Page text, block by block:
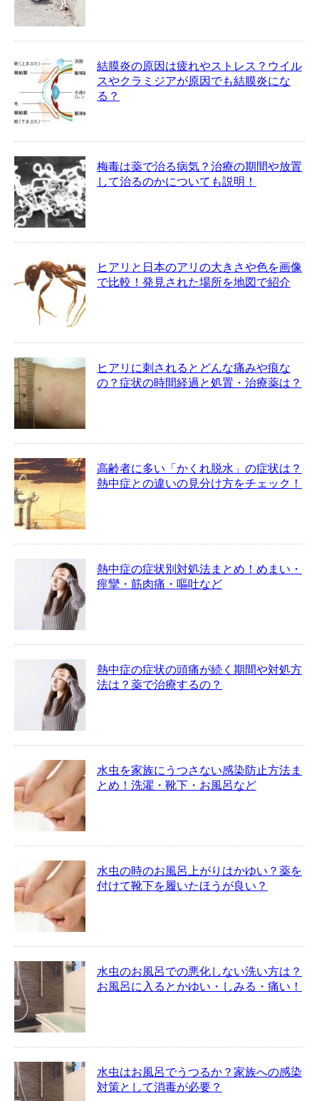
結膜炎の原因は疲れやストレス？ウイル
スやクラミジアが原因でも結膜炎にな
る？
梅毒は薬で治る病気？治療の期間や放置
して治るのかについても説明！
ヒアリと日本のアリの大きさや色を画像
で比較！発見された場所を地図で紹介
ヒアリに刺されるとどんな痛みや痕な
の？症状の時間経過と処置・治療薬は？
高齢者に多い「かくれ脱水」の症状は？
熱中症との違いの見分け方をチェック！
熱中症の症状別対処法まとめ！めまい・
痙攣・筋肉痛・嘔吐など
熱中症の症状の頭痛が続く期間や対処方
法は？薬で治療するの？
水虫を家族にうつさない感染防止方法ま
とめ！洗濯・靴下・お風呂など
水虫の時のお風呂上がりはかゆい？薬を
付けて靴下を履いたほうが良い？
水虫のお風呂での悪化しない洗い方は？
お風呂に入るとかゆい・しみる・痛い！
水虫はお風呂でうつるか？家族への感染
対策として消毒が必要？